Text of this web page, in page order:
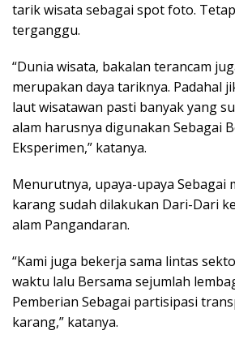
tarik wisata sebagai spot foto.
terganggu.
“Dunia wisata, bakalan terancam
merupakan daya tariknya. Padahal
laut wisatawan pasti banyak yang
alam harusnya digunakan Sebagai
Eksperimen,” katanya.
Menurutnya, upaya-upaya Sebagai
karang sudah dilakukan Dari-Dari
alam Pangandaran.
“Kami juga bekerja sama lintas
waktu lalu Bersama sejumlah
Pemberian Sebagai partisipasi
karang,” katanya.